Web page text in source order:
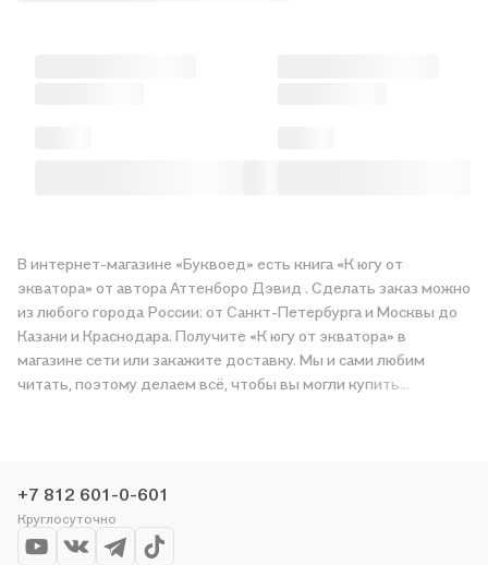
В интернет-магазине «Буквоед» есть книга «К югу от
экватора» от автора Аттенборо Дэвид . Сделать заказ можно
из любого города России: от Санкт-Петербурга и Москвы до
Казани и Краснодара. Получите «К югу от экватора» в
магазине сети или закажите доставку. Мы и сами любим
читать, поэтому делаем всё, чтобы вы могли купить
+7 812 601-0-601
Круглосуточно